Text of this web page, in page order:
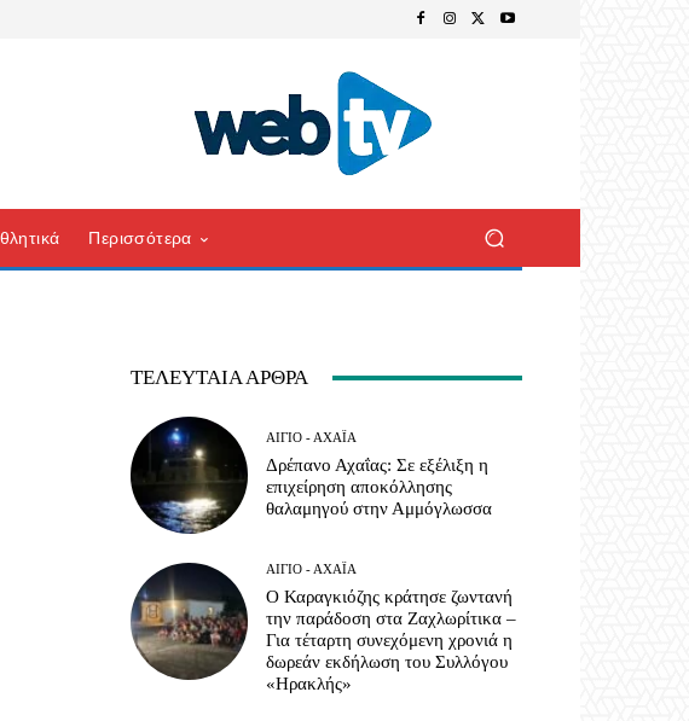
Περισσότερα
ΤΕΛΕΥΤΑΊΑ ΆΡΘΡΑ
ΑΊΓΙΟ - ΑΧΑΪ́Α
Δρέπανο Αχαΐας: Σε εξέλιξη η
επιχείρηση αποκόλλησης
θαλαμηγού στην Αμμόγλωσσα
ΑΊΓΙΟ - ΑΧΑΪ́Α
Ο Καραγκιόζης κράτησε ζωντανή
την παράδοση στα Ζαχλωρίτικα –
Για τέταρτη συνεχόμενη χρονιά η
δωρεάν εκδήλωση του Συλλόγου
«Ηρακλής»